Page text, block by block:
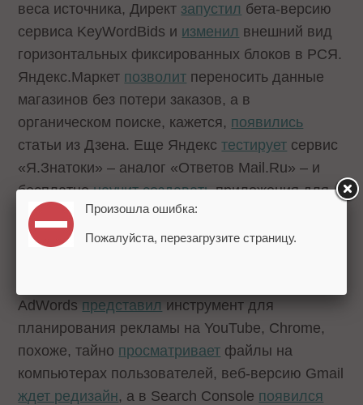
веса источника, Директ запустил бета-версию
сервиса KeyWordBids и изменил внешний вид
горизонтальных фиксированных блоков в РСЯ.
Яндекс.Маркет позволит переносить данные
магазинов без потери заказов, а в
органическом поиске, кажется, появились
статьи из Дзена. Еще Яндекстестирует сервис
«Я.Знатоки» – аналог «Ответов Mail.Ru» – и
бесплатнонаучит создаватьприложения для
Android.
AdWords представил инструмент для
планирования рекламы на YouTube, Chrome,
похоже, тайно просматривает файлы на
компьютерах пользователей, веб-версию Gmail
ждет редизайн, а в Search Console появился
Произошла ошибка:
Пожалуйста, перезагрузите страницу.